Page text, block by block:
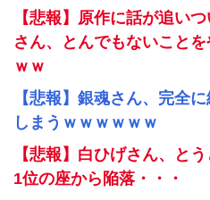
【悲報】原作に話が追い
さん、とんでもないこと
ｗｗ
【悲報】銀魂さん、完全
しまうｗｗｗｗｗｗ
【悲報】白ひげさん、と
1位の座から陥落・・・